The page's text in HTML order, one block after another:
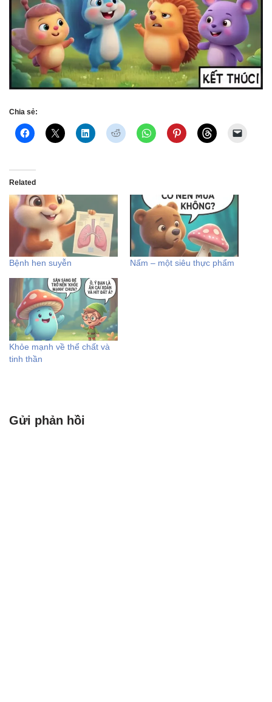
Chia sẻ:
Related
Bệnh hen suyễn Nấm – một siêu thực phẩm
Khỏe mạnh về thể chất và
tinh thần
Gửi phản hồi